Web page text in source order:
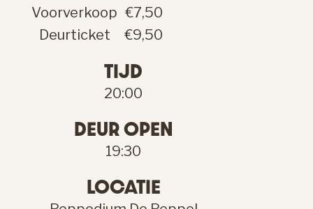
Voorverkoop €7,50
Deurticket
€9,50
TIJD
20:00
DEUR OPEN
19:30
LOCATIE